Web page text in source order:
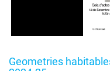
Geometries